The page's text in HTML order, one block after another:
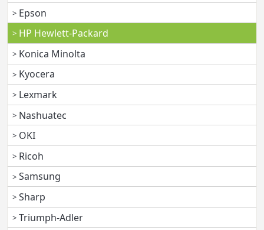
Epson
HP Hewlett-Packard
Konica Minolta
Kyocera
Lexmark
Nashuatec
OKI
Ricoh
Samsung
Sharp
Triumph-Adler